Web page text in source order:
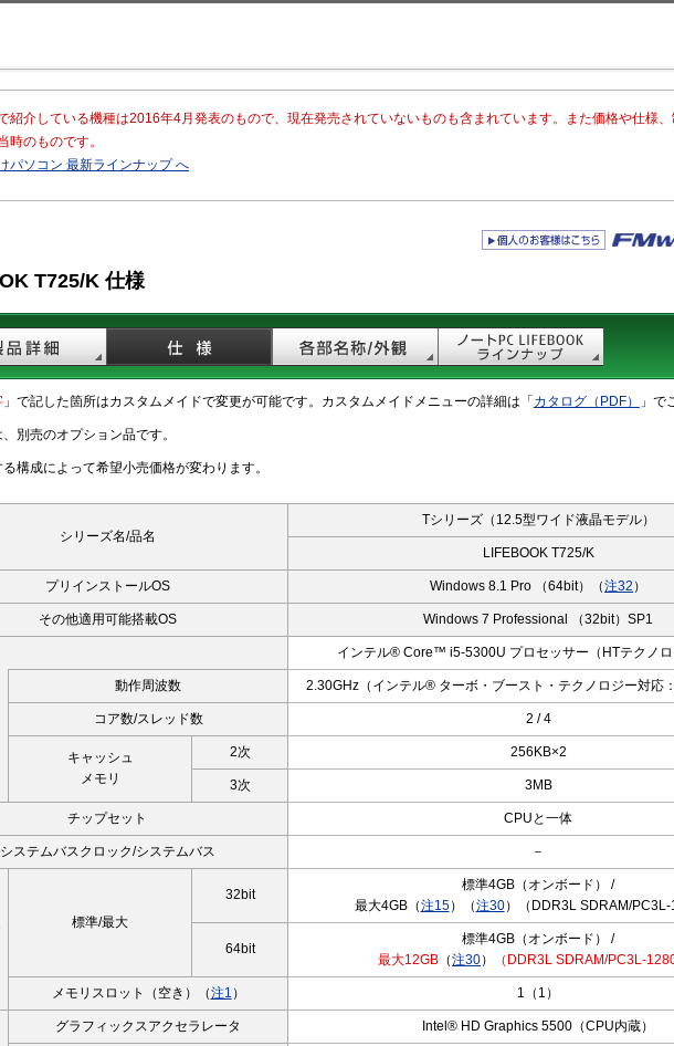
紹介している機種は2016年4月発表のもので、現在発売されていないものも含まれています。また価格や仕様、
時のものです。
パソコン 最新ラインナップ へ
T725/K 仕様
」で記した箇所はカスタムメイドで変更が可能です。カスタムメイドメニューの詳細は「 カタログ（PDF） 」で
別売のオプション品です。
構成によって希望小売価格が変わります。
シリーズ名/品名
Tシリーズ（12.5型ワイド液晶モデル）
LIFEBOOK T725/K
プリインストールOS Windows 8.1 Pro （64bit）（注32 ）
その他適用可能搭載OS Windows 7 Professional （32bit）SP1
インテル® Core™ i5-5300U プロセッサー（HTテクノロ
動作周波数 2.30GHz（インテル® ターボ・ブースト・テクノロジー対応
コア数/スレッド数 2 / 4
キャッシュ
メモリ
2次 256KB×2
3次 3MB
チップセット CPUと一体
システムバスクロック/システムバス －
標準/最大
32bit
標準4GB（オンボード） /
最大4GB（注15）（注30）（DDR3L SDRAM/PC3L-
64bit
標準4GB（オンボード） /
最大12GB （注30） （DDR3L SDRAM/PC3L-
メモリスロット（空き）（注1 ） 1（1）
グラフィックスアクセラレータ Intel® HD Graphics 5500（CPU内蔵）